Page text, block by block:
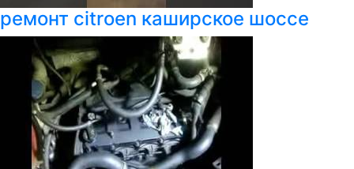
ремонт citroen каширское шоссе